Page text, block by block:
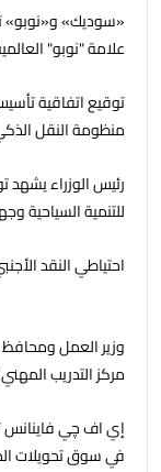
«سوديك»
علامة "نوبو"
توقيع اتفاقية
منظومة النقل
رئيس الوزراء يشهد
للتنمية السياحية
احتياطي النقد الأجنبي يرتفع 4.8
وزير العمل
مركز التدريب
إي اف چي فاينانس
في سوق تحويلات